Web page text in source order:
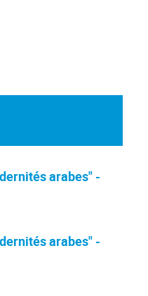
arabes" -
arabes" -